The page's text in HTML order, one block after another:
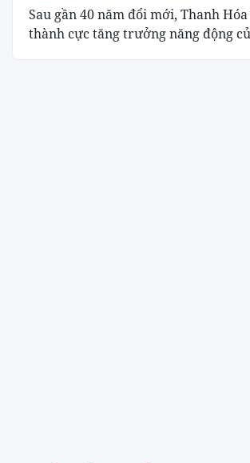
Sau gần 40 năm đổi mới, Thanh
thành cực tăng trưởng năng động